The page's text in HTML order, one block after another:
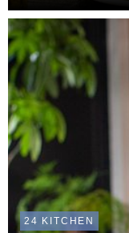
algumas caras
dedi...
24 KITCHEN